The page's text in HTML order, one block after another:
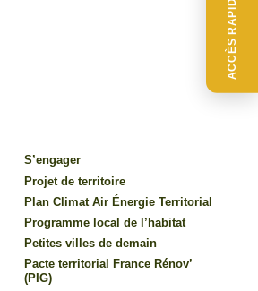
ACCÈS RAPIDE
S’engager
Projet de territoire
Plan Climat Air Énergie Territorial
Programme local de l’habitat
Petites villes de demain
Pacte territorial France Rénov’
(PIG)